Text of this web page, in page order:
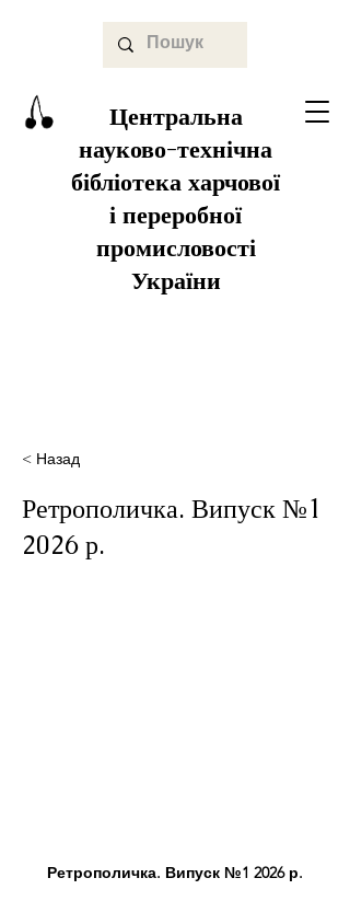
Центральна
науково-технічна
бібліотека харчової
і переробної
промисловості
України
< Назад
Ретрополичка. Випуск №1
2026 р.
Ретрополичка. Випуск №1 2026 р.